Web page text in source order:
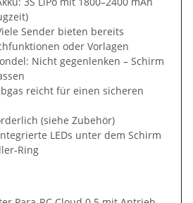
Sender bieten bereits
oder Vorlagen
Nicht gegenlenken – Schirm
reicht für einen sicheren
(siehe Zubehör)
LEDs unter dem Schirm
Ring